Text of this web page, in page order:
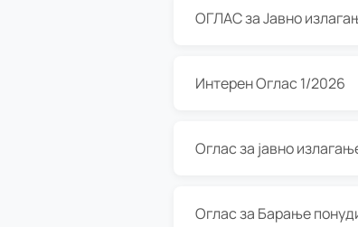
Интерен Оглас 1/2026
Оглас за јавно